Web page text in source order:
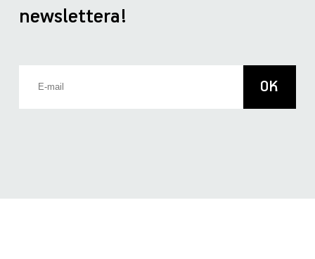
newslettera!